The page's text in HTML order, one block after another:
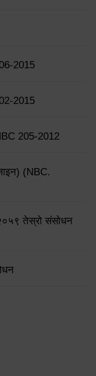
2015
2015
205-2012
(NBC.
२०५९ तेस्रो संसोधन